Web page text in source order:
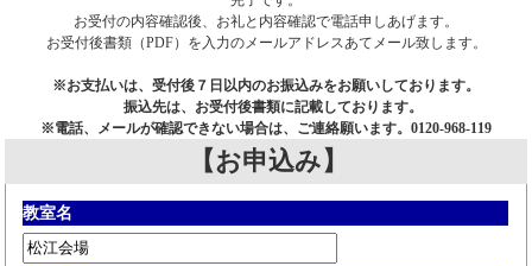
お受付の内容確認後、お礼と内容確認で電話申しあげます。
お受付後書類（PDF）を入力のメールアドレスあてメール致します。
※お支払いは、受付後７日以内のお振込みをお願いしております。
振込先は、お受付後書類に記載しております。
※電話、メールが確認できない場合は、ご連絡願います。0120-968-119
【お申込み】
教室名